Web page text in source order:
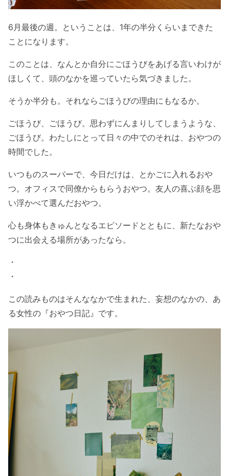
6月最後の週。ということは、1年の半分くらいまできた
ことになります。
このことは、なんとか自分にごほうびをあげる言いわけが
ほしくて、頭のなかを巡っていたら気づきました。
そうか半分も。それならごほうびの理由にもなるか。
ごほうび、ごほうび。思わずにんまりしてしまうような、
ごほうび。わたしにとって日々の中でのそれは、おやつの
時間でした。
いつものスーパーで、今日だけは、とかごに入れるおや
つ。オフィスで同僚からもらうおやつ。友人の喜ぶ顔を思
い浮かべて選んだおやつ。
心も身体もきゅんとなるエピソードとともに、新たなおや
つに出会える場所があったなら。
・
・
この読みものはそんななかで生まれた、妄想のなかの、あ
る女性の『おやつ日記』です。